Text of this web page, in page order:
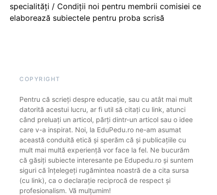
specialități / Condiții noi pentru membrii comisiei ce
elaborează subiectele pentru proba scrisă
COPYRIGHT
Pentru că scrieți despre educație, sau cu atât mai mult
datorită acestui lucru, ar fi util să citați cu link, atunci
când preluați un articol, părți dintr-un articol sau o idee
care v-a inspirat. Noi, la EduPedu.ro ne-am asumat
această conduită etică și sperăm că și publicațiile cu
mult mai multă experiență vor face la fel. Ne bucurăm
că găsiți subiecte interesante pe Edupedu.ro și suntem
siguri că înțelegeți rugămintea noastră de a cita sursa
(cu link), ca o declarație reciprocă de respect și
profesionalism. Vă mulțumim!